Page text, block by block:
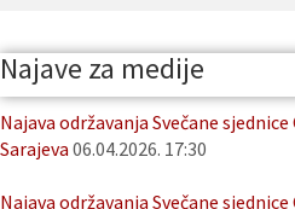
Najave za medije
Najava održavanja Svečane
Sarajeva 06.04.2026. 17:30
Najava održavanja Svečane